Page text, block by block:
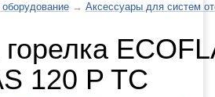
оборудование → Аксессуары для систем
горелка
120 P TC